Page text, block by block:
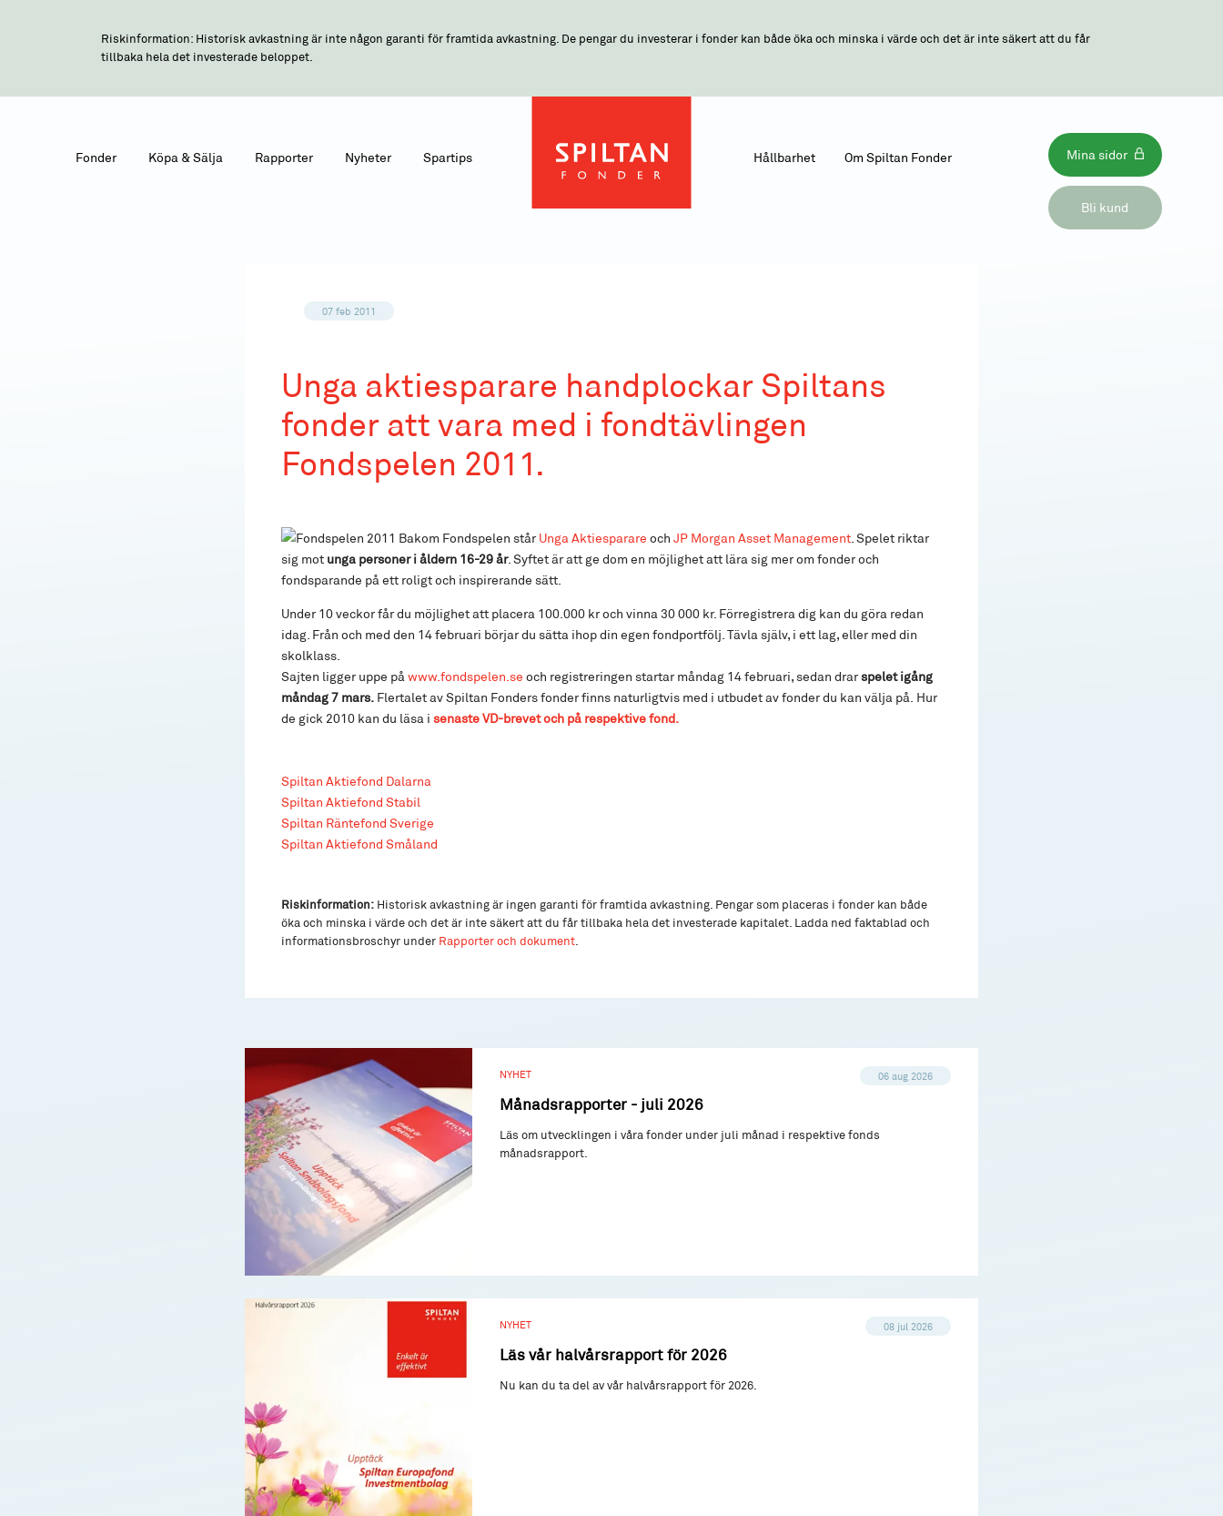
Riskinformation: Historisk avkastning är inte någon garanti för framtida avkastning. De pengar du investerar i fonder kan både öka och minska i värde och det är inte säkert att du får
tillbaka hela det investerade beloppet.
Bli kund
Mina sidor
Fonder Köpa & Sälja Rapporter Nyheter Spartips Om Spiltan Fonder
Hållbarhet
07 feb 2011
Unga aktiesparare handplockar Spiltans
fonder att vara med i fondtävlingen
Fondspelen 2011.
Bakom Fondspelen stårUnga Aktiesparare och JP Morgan Asset Management. Spelet riktar
sig mot unga personer i åldern 16-29 år. Syftet är att ge dom en möjlighet att lära sig mer om fonder och
fondsparande på ett roligt och inspirerande sätt.
Under 10 veckor får du möjlighet att placera 100.000 kr och vinna 30 000 kr. Förregistrera dig kan du göra redan
idag. Från och med den 14 februari börjar du sätta ihop din egen fondportfölj. Tävla själv, i ett lag, eller med din
skolklass.
Sajten ligger uppe på www.fondspelen.se och registreringen startar måndag 14 februari, sedan drarspelet igång
måndag 7 mars. Flertalet av Spiltan Fonders fonder finns naturligtvis med i utbudet av fonder du kan välja på. Hur
de gick 2010 kan du läsa i senaste VD-brevet och på respektive fond.
Spiltan Aktiefond Dalarna
Spiltan Aktiefond Stabil
Spiltan Räntefond Sverige
Spiltan Aktiefond Småland
Riskinformation:Historisk avkastning är ingen garanti för framtida avkastning. Pengar som placeras i fonder kan både
öka och minska i värde och det är inte säkert att du får tillbaka hela det investerade kapitalet. Ladda ned faktablad och
informationsbroschyr under Rapporter och dokument.
NYHET 06 aug 2026
Månadsrapporter - juli 2026
Läs om utvecklingen i våra fonder under juli månad i respektive fonds
månadsrapport.
NYHET 08 jul 2026
Läs vår halvårsrapport för 2026
Nu kan du ta del av vår halvårsrapport för 2026.